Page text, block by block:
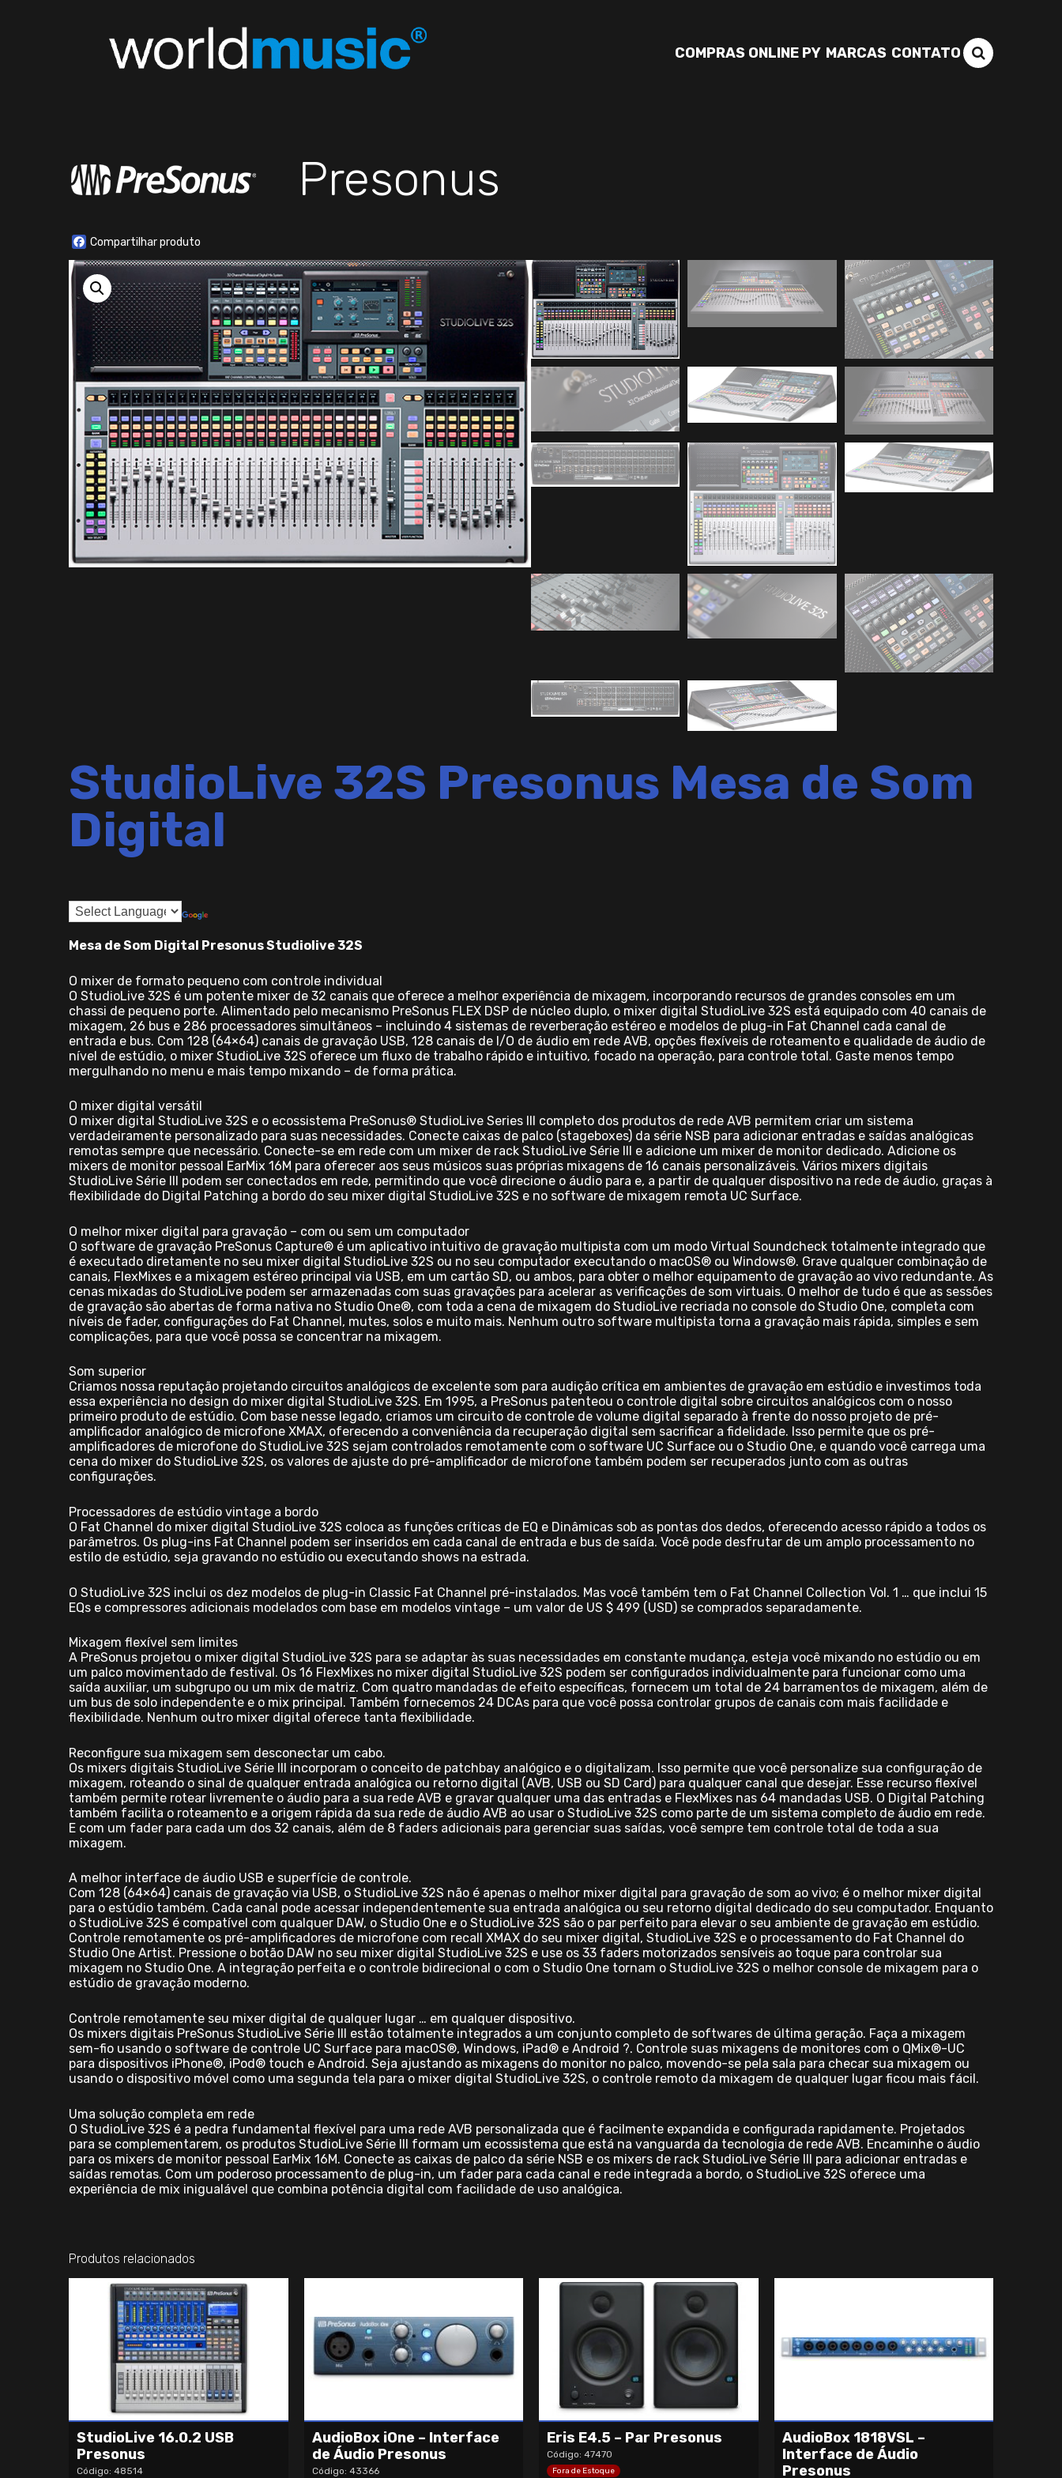
COMPRAS ONLINE PY MARCAS CONTATO
Presonus
Facebook
StudioLive 32S Presonus Mesa de Som
Digital
Mesa de Som Digital Presonus Studiolive 32S
O mixer de formato pequeno com controle individual
O StudioLive 32S é um potente mixer de 32 canais que oferece a melhor experiência de mixagem, incorporando recursos de grandes consoles em um
chassi de pequeno porte. Alimentado pelo mecanismo PreSonus FLEX DSP de núcleo duplo, o mixer digital StudioLive 32S está equipado com 40 canais de
mixagem, 26 bus e 286 processadores simultâneos – incluindo 4 sistemas de reverberação estéreo e modelos de plug-in Fat Channel cada canal de
entrada e bus. Com 128 (64×64) canais de gravação USB, 128 canais de I/O de áudio em rede AVB, opções flexíveis de roteamento e qualidade de áudio de
nível de estúdio, o mixer StudioLive 32S oferece um fluxo de trabalho rápido e intuitivo, focado na operação, para controle total. Gaste menos tempo
mergulhando no menu e mais tempo mixando – de forma prática.
O mixer digital versátil
O mixer digital StudioLive 32S e o ecossistema PreSonus® StudioLive Series III completo dos produtos de rede AVB permitem criar um sistema
verdadeiramente personalizado para suas necessidades. Conecte caixas de palco (stageboxes) da série NSB para adicionar entradas e saídas analógicas
remotas sempre que necessário. Conecte-se em rede com um mixer de rack StudioLive Série III e adicione um mixer de monitor dedicado. Adicione os
mixers de monitor pessoal EarMix 16M para oferecer aos seus músicos suas próprias mixagens de 16 canais personalizáveis. Vários mixers digitais
StudioLive Série III podem ser conectados em rede, permitindo que você direcione o áudio para e, a partir de qualquer dispositivo na rede de áudio, graças à
flexibilidade do Digital Patching a bordo do seu mixer digital StudioLive 32S e no software de mixagem remota UC Surface.
O melhor mixer digital para gravação – com ou sem um computador
O software de gravação PreSonus Capture® é um aplicativo intuitivo de gravação multipista com um modo Virtual Soundcheck totalmente integrado que
é executado diretamente no seu mixer digital StudioLive 32S ou no seu computador executando o macOS® ou Windows®. Grave qualquer combinação de
canais, FlexMixes e a mixagem estéreo principal via USB, em um cartão SD, ou ambos, para obter o melhor equipamento de gravação ao vivo redundante. As
cenas mixadas do StudioLive podem ser armazenadas com suas gravações para acelerar as verificações de som virtuais. O melhor de tudo é que as sessões
de gravação são abertas de forma nativa no Studio One®, com toda a cena de mixagem do StudioLive recriada no console do Studio One, completa com
níveis de fader, configurações do Fat Channel, mutes, solos e muito mais. Nenhum outro software multipista torna a gravação mais rápida, simples e sem
complicações, para que você possa se concentrar na mixagem.
Som superior
Criamos nossa reputação projetando circuitos analógicos de excelente som para audição crítica em ambientes de gravação em estúdio e investimos toda
essa experiência no design do mixer digital StudioLive 32S. Em 1995, a PreSonus patenteou o controle digital sobre circuitos analógicos com o nosso
primeiro produto de estúdio. Com base nesse legado, criamos um circuito de controle de volume digital separado à frente do nosso projeto de pré-
amplificador analógico de microfone XMAX, oferecendo a conveniência da recuperação digital sem sacrificar a fidelidade. Isso permite que os pré-
amplificadores de microfone do StudioLive 32S sejam controlados remotamente com o software UC Surface ou o Studio One, e quando você carrega uma
cena do mixer do StudioLive 32S, os valores de ajuste do pré-amplificador de microfone também podem ser recuperados junto com as outras
configurações.
Processadores de estúdio vintage a bordo
O Fat Channel do mixer digital StudioLive 32S coloca as funções críticas de EQ e Dinâmicas sob as pontas dos dedos, oferecendo acesso rápido a todos os
parâmetros. Os plug-ins Fat Channel podem ser inseridos em cada canal de entrada e bus de saída. Você pode desfrutar de um amplo processamento no
estilo de estúdio, seja gravando no estúdio ou executando shows na estrada.
O StudioLive 32S inclui os dez modelos de plug-in Classic Fat Channel pré-instalados. Mas você também tem o Fat Channel Collection Vol. 1 … que inclui 15
EQs e compressores adicionais modelados com base em modelos vintage – um valor de US $ 499 (USD) se comprados separadamente.
Mixagem flexível sem limites
A PreSonus projetou o mixer digital StudioLive 32S para se adaptar às suas necessidades em constante mudança, esteja você mixando no estúdio ou em
um palco movimentado de festival. Os 16 FlexMixes no mixer digital StudioLive 32S podem ser configurados individualmente para funcionar como uma
saída auxiliar, um subgrupo ou um mix de matriz. Com quatro mandadas de efeito específicas, fornecem um total de 24 barramentos de mixagem, além de
um bus de solo independente e o mix principal. Também fornecemos 24 DCAs para que você possa controlar grupos de canais com mais facilidade e
flexibilidade. Nenhum outro mixer digital oferece tanta flexibilidade.
Reconfigure sua mixagem sem desconectar um cabo.
Os mixers digitais StudioLive Série III incorporam o conceito de patchbay analógico e o digitalizam. Isso permite que você personalize sua configuração de
mixagem, roteando o sinal de qualquer entrada analógica ou retorno digital (AVB, USB ou SD Card) para qualquer canal que desejar. Esse recurso flexível
também permite rotear livremente o áudio para a sua rede AVB e gravar qualquer uma das entradas e FlexMixes nas 64 mandadas USB. O Digital Patching
também facilita o roteamento e a origem rápida da sua rede de áudio AVB ao usar o StudioLive 32S como parte de um sistema completo de áudio em rede.
E com um fader para cada um dos 32 canais, além de 8 faders adicionais para gerenciar suas saídas, você sempre tem controle total de toda a sua
mixagem.
A melhor interface de áudio USB e superfície de controle.
Com 128 (64×64) canais de gravação via USB, o StudioLive 32S não é apenas o melhor mixer digital para gravação de som ao vivo; é o melhor mixer digital
para o estúdio também. Cada canal pode acessar independentemente sua entrada analógica ou seu retorno digital dedicado do seu computador. Enquanto
o StudioLive 32S é compatível com qualquer DAW, o Studio One e o StudioLive 32S são o par perfeito para elevar o seu ambiente de gravação em estúdio.
Controle remotamente os pré-amplificadores de microfone com recall XMAX do seu mixer digital, StudioLive 32S e o processamento do Fat Channel do
Studio One Artist. Pressione o botão DAW no seu mixer digital StudioLive 32S e use os 33 faders motorizados sensíveis ao toque para controlar sua
mixagem no Studio One. A integração perfeita e o controle bidirecional o com o Studio One tornam o StudioLive 32S o melhor console de mixagem para o
estúdio de gravação moderno.
Controle remotamente seu mixer digital de qualquer lugar … em qualquer dispositivo.
Os mixers digitais PreSonus StudioLive Série III estão totalmente integrados a um conjunto completo de softwares de última geração. Faça a mixagem
sem-fio usando o software de controle UC Surface para macOS®, Windows, iPad® e Android ?. Controle suas mixagens de monitores com o QMix®-UC
para dispositivos iPhone®, iPod® touch e Android. Seja ajustando as mixagens do monitor no palco, movendo-se pela sala para checar sua mixagem ou
usando o dispositivo móvel como uma segunda tela para o mixer digital StudioLive 32S, o controle remoto da mixagem de qualquer lugar ficou mais fácil.
Uma solução completa em rede
O StudioLive 32S é a pedra fundamental flexível para uma rede AVB personalizada que é facilmente expandida e configurada rapidamente. Projetados
para se complementarem, os produtos StudioLive Série III formam um ecossistema que está na vanguarda da tecnologia de rede AVB. Encaminhe o áudio
para os mixers de monitor pessoal EarMix 16M. Conecte as caixas de palco da série NSB e os mixers de rack StudioLive Série III para adicionar entradas e
saídas remotas. Com um poderoso processamento de plug-in, um fader para cada canal e rede integrada a bordo, o StudioLive 32S oferece uma
experiência de mix inigualável que combina potência digital com facilidade de uso analógica.
Produtos relacionados
StudioLive 16.0.2 USB
Presonus
Código: 48514
AudioBox iOne – Interface
de Áudio Presonus
Código: 43366
Eris E4.5 – Par Presonus
Código: 47470
Fora de Estoque
AudioBox 1818VSL –
Interface de Áudio
Presonus